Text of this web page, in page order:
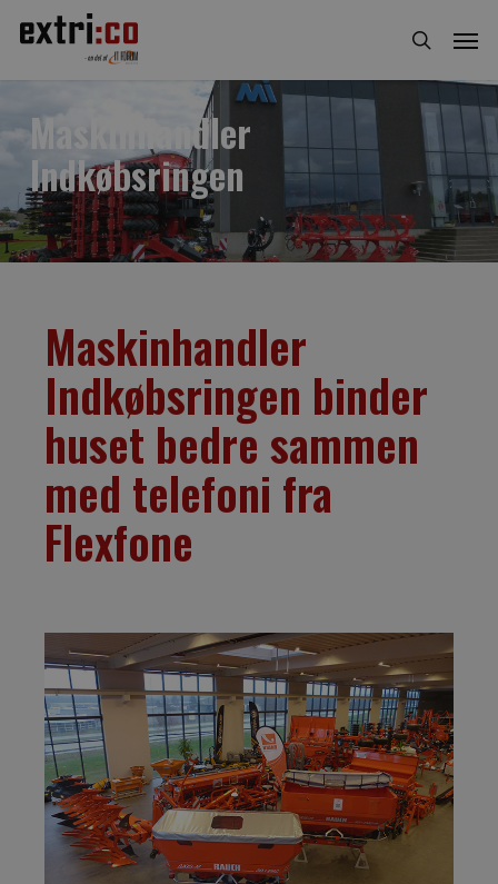
search
Menu
Maskinhandler
Indkøbsringen
Maskinhandler
Indkøbsringen binder
huset bedre sammen
med telefoni fra
Flexfone